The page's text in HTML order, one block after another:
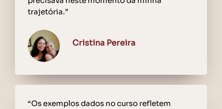
trajetória.”
Cristina Pereira
“Os exemplos dados no curso refletem